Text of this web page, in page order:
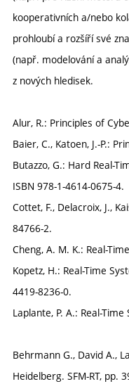
kooperativních a/nebo
prohloubí a rozšíří své
(např. modelování a
z nových hledisek.
Alur, R.: Principles of
Baier, C., Katoen, J.-P.:
Butazzo, G.: Hard Real-
ISBN 978-1-4614-0675-4.
Cottet, F., Delacroix, J.,
84766-2.
Cheng, A. M. K.: Real-
Kopetz, H.: Real-Time
4419-8236-0.
Laplante, P. A.: Real-
Behrmann G., David A.,
Heidelberg. SFM-RT, pp.